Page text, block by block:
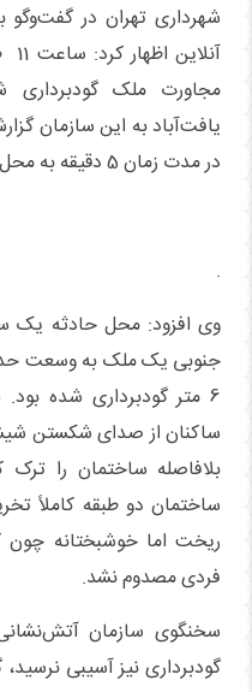
شهرداری تهران در گفت‌وگو
مجاورت ملک
در مدت زمان 5 دقیقه به محل حادثه اعزام شدند.
.
6 متر گودبرداری شده
ساکنان از صدای شکستن
بلافاصله ساختمان را ترک
ساختمان دو طبقه کاملاً
ریخت اما خوشبختانه
فردی مصدوم نشد.
سخنگوی سازمان
گودبرداری نیز آسیبی